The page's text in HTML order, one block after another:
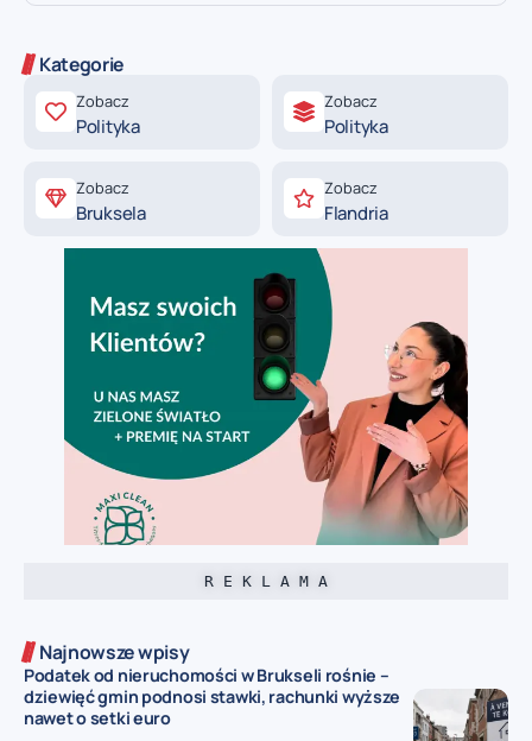
Kategorie
Zobacz
Polityka
Zobacz
Polityka
Zobacz
Bruksela
Zobacz
Flandria
R E K L A M A
Najnowsze wpisy
Podatek od nieruchomości w Brukseli rośnie –
dziewięć gmin podnosi stawki, rachunki wyższe
nawet o setki euro